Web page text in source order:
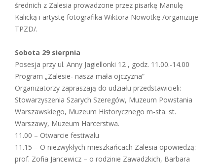
średnich z Zalesia prowadzone przez pisarkę Manulę
Kalicką i artystę fotografika Wiktora Nowotkę /organizuje
TPZD/.
Sobota 29 sierpnia
Posesja przy ul. Anny Jagiellonki 12 , godz. 11.00.-14.00
Program „Zalesie- nasza mała ojczyzna”
Organizatorzy zapraszają do udziału przedstawicieli:
Stowarzyszenia Szarych Szeregów, Muzeum Powstania
Warszawskiego, Muzeum Historycznego m-sta. st.
Warszawy, Muzeum Harcerstwa.
11.00 – Otwarcie festiwalu
11.15 – O niezwykłych mieszkańcach Zalesia opowiedzą:
prof. Zofia Jancewicz – o rodzinie Zawadzkich, Barbara